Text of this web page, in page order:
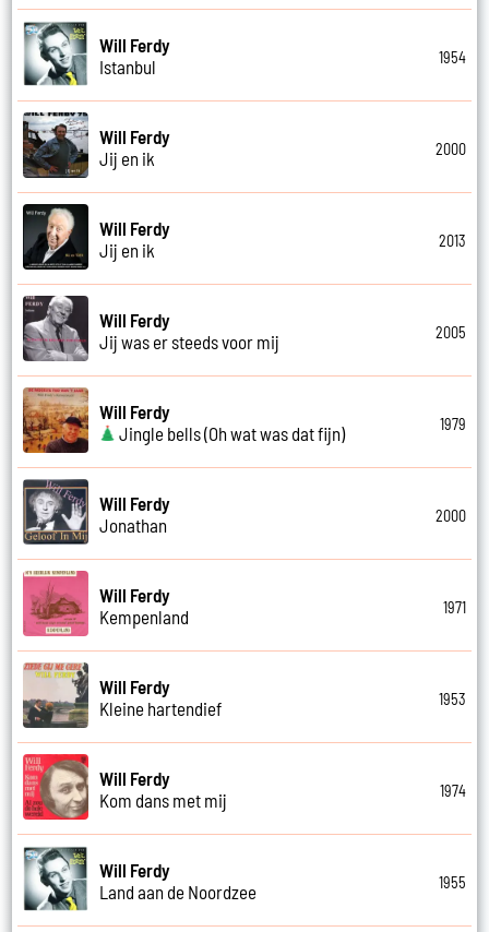
Will Ferdy
Istanbul
1954
Will Ferdy
Jij en ik
2000
Will Ferdy
Jij en ik
2013
Will Ferdy
Jij was er steeds voor mij
2005
Will Ferdy
Jingle bells (Oh wat was dat fijn)
1979
Will Ferdy
Jonathan
2000
Will Ferdy
Kempenland
1971
Will Ferdy
Kleine hartendief
1953
Will Ferdy
Kom dans met mij
1974
Will Ferdy
Land aan de Noordzee
1955